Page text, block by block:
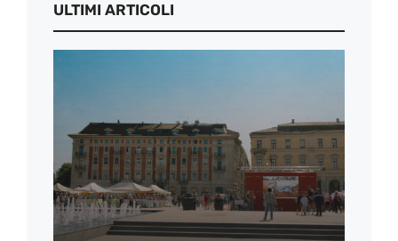
ULTIMI ARTICOLI